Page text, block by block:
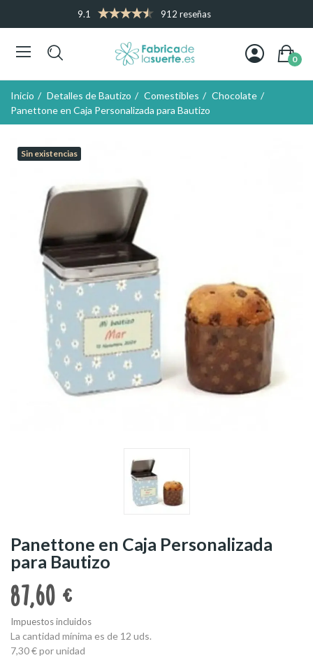
9.1 912 reseñas
0
Inicio Detalles de Bautizo Comestibles
Chocolate
Panettone en Caja Personalizada para Bautizo
Sin existencias
Panettone en Caja Personalizada
para Bautizo
87,60 €
Impuestos incluidos
La cantidad mínima es de 12 uds.
7,30 €por unidad